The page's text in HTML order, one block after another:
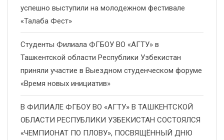
успешно выступили на молодежном фестивале
«Талаба Фест»
Студенты Филиала ФГБОУ ВО «АГТУ» в
Ташкентской области Республики Узбекистан
приняли участие в Выездном студенческом форуме
«Время новых инициатив»
В ФИЛИАЛЕ ФГБОУ ВО «АГТУ» В ТАШКЕНТСКОЙ
ОБЛАСТИ РЕСПУБЛИКИ УЗБЕКИСТАН СОСТОЯЛСЯ
«ЧЕМПИОНАТ ПО ПЛОВУ», ПОСВЯЩЁННЫЙ ДНЮ